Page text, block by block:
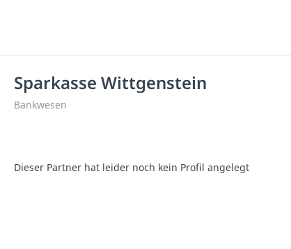
Sparkasse Wittgenstein
Bankwesen
Dieser Partner hat leider noch kein Profil angelegt